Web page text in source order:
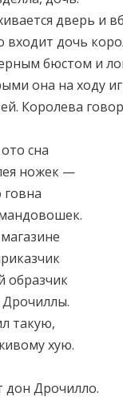
дверь и
входит дочь
бюстом и
она на ходу
Королева
сна
ножек —
говна
образчик
Дрочиллы.
такую,
хую.
дон Дрочилло.